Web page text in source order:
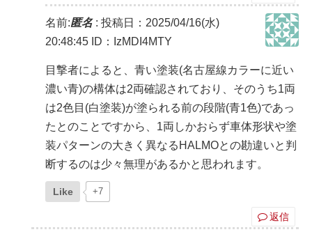
名前:匿名: 投稿日：2025/04/16(水)
20:48:45 ID：IzMDI4MTY
目撃者によると、青い塗装(名古屋線カラーに近い
濃い青)の構体は2両確認されており、そのうち1両
は2色目(白塗装)が塗られる前の段階(青1色)であっ
たとのことですから、1両しかおらず車体形状や塗
装パターンの大きく異なるHALMOとの勘違いと判
断するのは少々無理があるかと思われます。
Like +7
返信